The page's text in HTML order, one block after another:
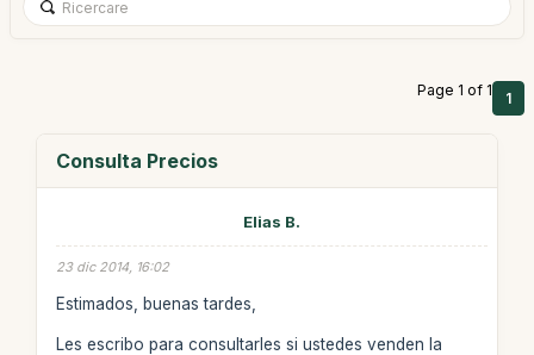
Page 1 of 1 1
Consulta Precios
Elias B.
23 dic 2014, 16:02
Estimados, buenas tardes,
Les escribo para consultarles si ustedes venden la